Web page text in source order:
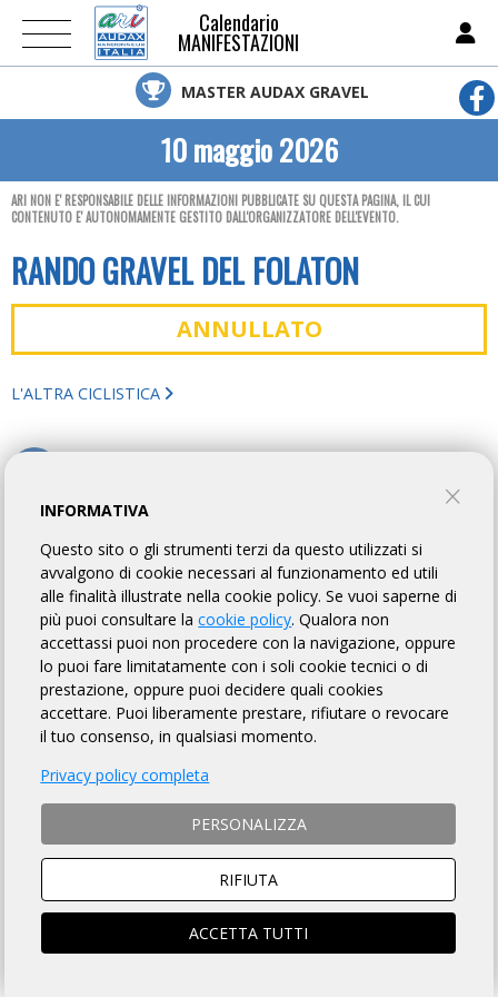
Calendario
MANIFESTAZIONI
MASTER AUDAX GRAVEL
10 maggio 2026
ARI NON E' RESPONSABILE DELLE INFORMAZIONI PUBBLICATE SU QUESTA PAGINA, IL CUI
CONTENUTO E' AUTONOMAMENTE GESTITO DALL'ORGANIZZATORE DELL'EVENTO.
RANDO GRAVEL DEL FOLATON
ANNULLATO
L'ALTRA CICLISTICA
MODULO D'ISCRIZIONE
ENGLISH VERSION
MODALITÀ DI ISCRIZIONE
MODALITÀ DI PAGAMENTO
Si ACCETTANO anche ciclisti
richiesta di contributo assicurativo giornaliero di € 15.00
ISTRUZIONI PER ISCRIZIONI ONLINE
ISCRIZIONI CHIUSE
INFORMATIVA
Questo sito o gli strumenti terzi da questo utilizzati si
avvalgono di cookie necessari al funzionamento ed utili
alle finalità illustrate nella cookie policy. Se vuoi saperne di
più puoi consultare lacookie policy. Qualora non
accettassi puoi non procedere con la navigazione, oppure
lo puoi fare limitatamente con i soli cookie tecnici o di
prestazione, oppure puoi decidere quali cookies
accettare. Puoi liberamente prestare, rifiutare o revocare
il tuo consenso, in qualsiasi momento.
Privacy policy completa
PERSONALIZZA
RIFIUTA
ACCETTA TUTTI